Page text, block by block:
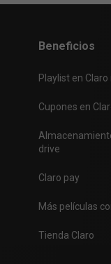
Beneficios
Playlist en
Cupones en
drive
Claro pay
Más películas
Tienda Claro